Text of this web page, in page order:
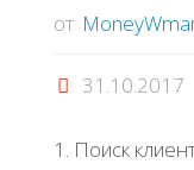
от
31.10.2017
1. Поиск